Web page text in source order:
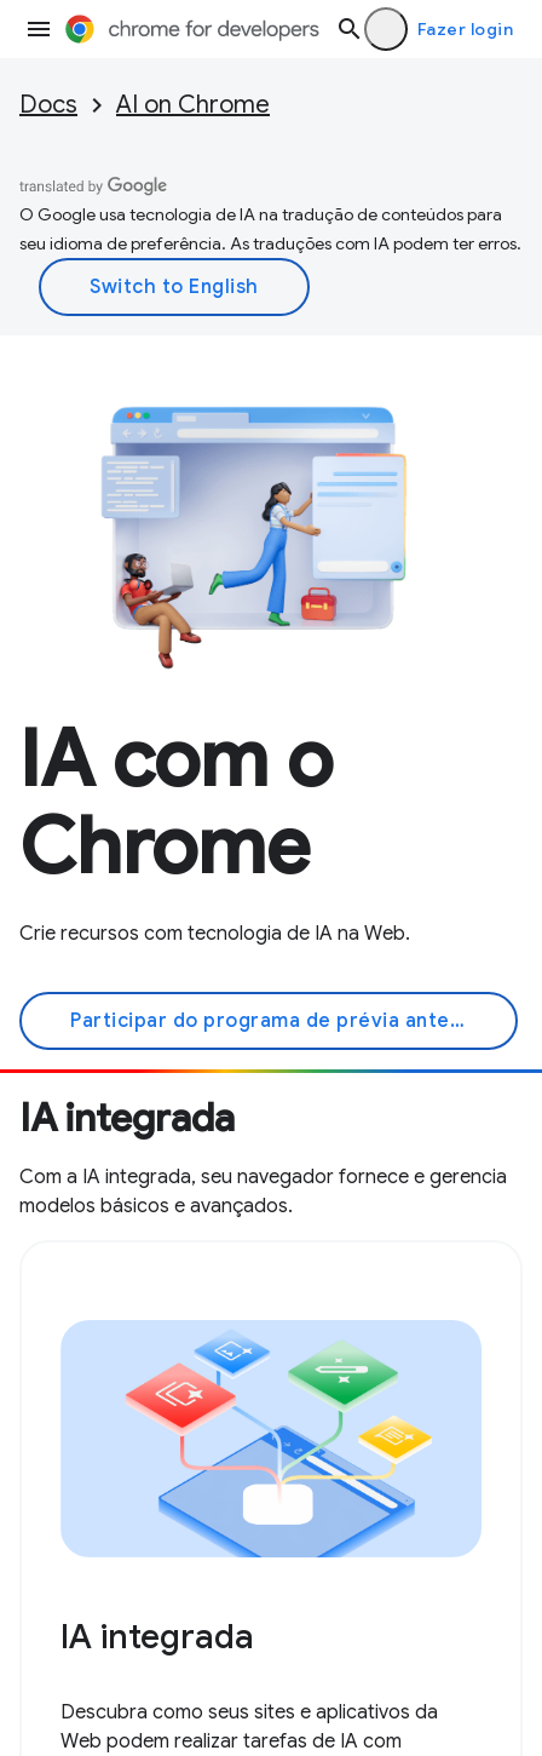
Fazer login
Docs AI on Chrome
O Google usa tecnologia de IA na tradução de conteúdos para
seu idioma de preferência. As traduções com IA podem ter erros.
IA com o
Chrome
Crie recursos com tecnologia de IA na Web.
Participar do programa de prévia antecipada
IA integrada
Com a IA integrada, seu navegador fornece e gerencia
modelos básicos e avançados.
IA integrada
Descubra como seus sites e aplicativos da
Web podem realizar tarefas de IA com